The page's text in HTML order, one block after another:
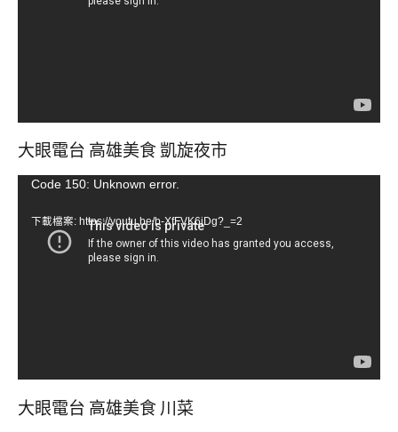
大眼電台 高雄美食 凱旋夜市
視Code 150: Unknown error.
下載檔案: https://youtu.be/b-XfFVK6jDg?_=2
大眼電台 高雄美食 川菜